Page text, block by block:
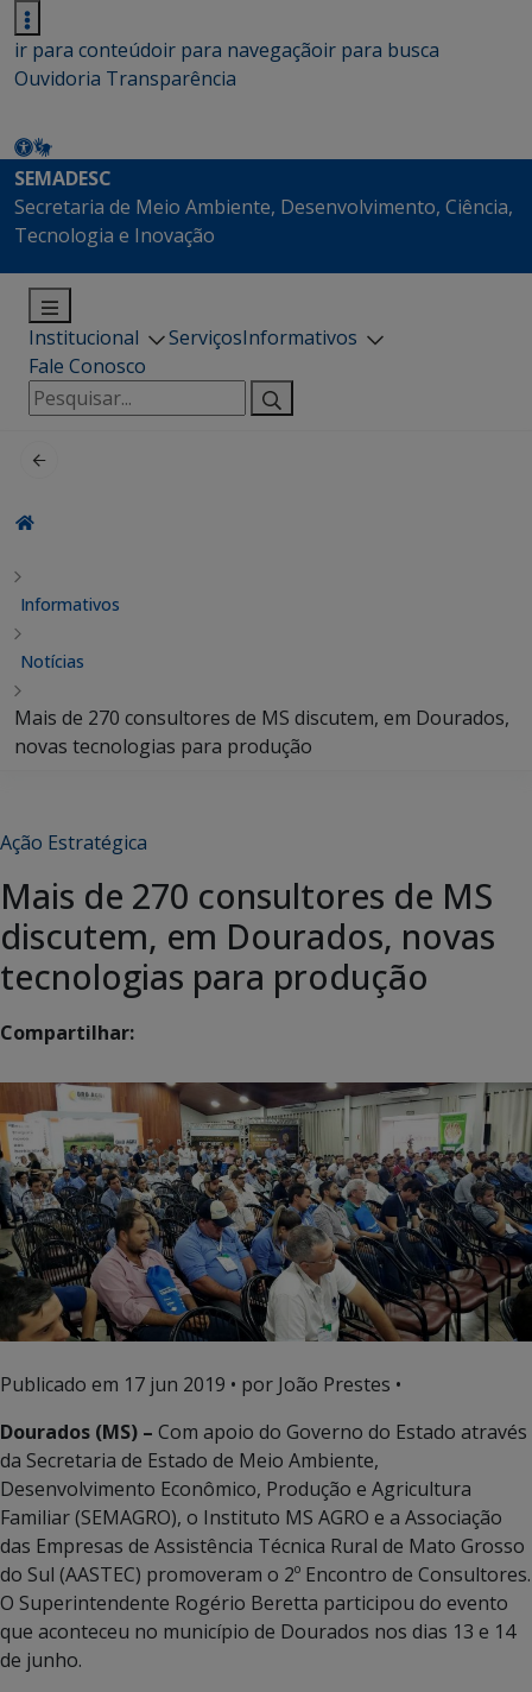
ir para conteúdoir para navegaçãoir para busca
Ouvidoria Transparência
SEMADESC
Secretaria de Meio Ambiente, Desenvolvimento, Ciência,
Tecnologia e Inovação
Institucional ServiçosInformativos
Fale Conosco
Pesquisar
por:
Informativos
Notícias
Mais de 270 consultores de MS discutem, em Dourados,
novas tecnologias para produção
Ação Estratégica
Mais de 270 consultores de MS
discutem, em Dourados, novas
tecnologias para produção
Compartilhar:
Publicado em 17 jun 2019 • por João Prestes •
Dourados (MS) – Com apoio do Governo do Estado através
da Secretaria de Estado de Meio Ambiente,
Desenvolvimento Econômico, Produção e Agricultura
Familiar (SEMAGRO), o Instituto MS AGRO e a Associação
das Empresas de Assistência Técnica Rural de Mato Grosso
do Sul (AASTEC) promoveram o 2º Encontro de Consultores.
O Superintendente Rogério Beretta participou do evento
que aconteceu no município de Dourados nos dias 13 e 14
de junho.